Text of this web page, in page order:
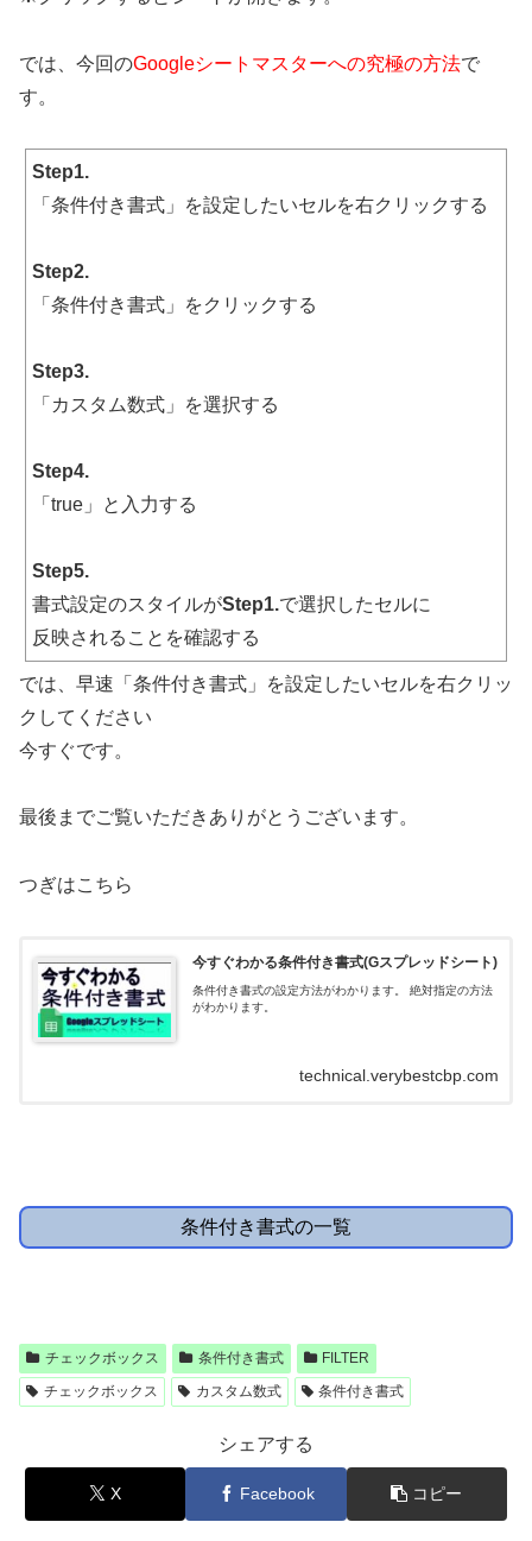
では、今回のGoogleシートマスターへの究極の方法で
す。
Step1.
「条件付き書式」を設定したいセルを右クリックする
Step2.
「条件付き書式」をクリックする
Step3.
「カスタム数式」を選択する
Step4.
「true」と入力する
Step5.
書式設定のスタイルがStep1.で選択したセルに
反映されることを確認する
では、早速「条件付き書式」を設定したいセルを右クリッ
クしてください
今すぐです。
最後までご覧いただきありがとうございます。
つぎはこちら
今すぐわかる条件付き書式(Gスプレッドシート)
条件付き書式の設定方法がわかります。 絶対指定の方法
がわかります。
technical.verybestcbp.com
条件付き書式の一覧
チェックボックス 条件付き書式
FILTER
チェックボックス
カスタム数式 条件付き書式
シェアする
X Facebook コピー